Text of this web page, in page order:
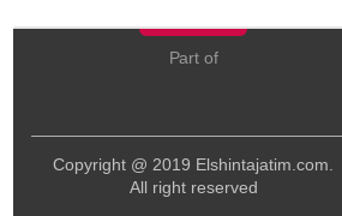
Part of
Copyright @ 2019 Elshintajatim.com.
All right reserved